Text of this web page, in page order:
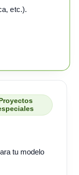
etc.).
Proyectos
tu modelo